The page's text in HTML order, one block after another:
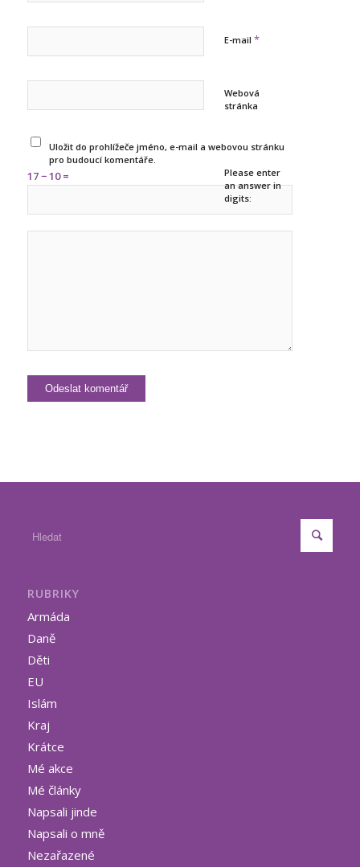
E-mail *
Webová
stránka
Uložit do prohlížeče jméno, e-mail a webovou stránku
pro budoucí komentáře.
Please enter
an answer in
digits:
17 − 10 =
RUBRIKY
Armáda
Daně
Děti
EU
Islám
Kraj
Krátce
Mé akce
Mé články
Napsali jinde
Napsali o mně
Nezařazené